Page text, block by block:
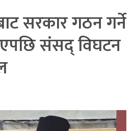
सरकार गठन गर्ने
संसद् विघटन